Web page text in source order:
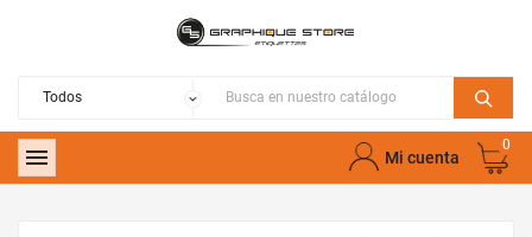
 Mi cuenta
0